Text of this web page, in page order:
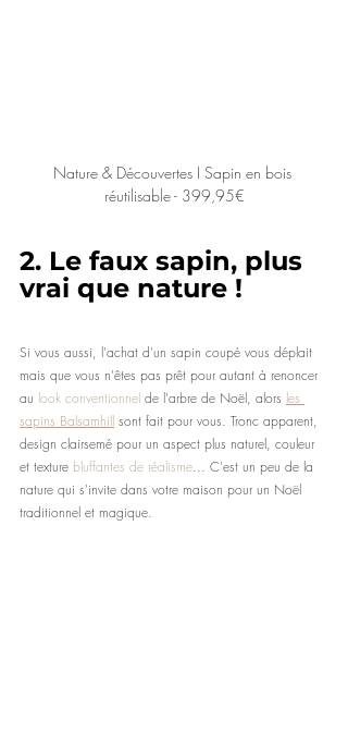
Nature & Découvertes I Sapin en bois
réutilisable - 399,95€
2. Le faux sapin, plus
vrai que nature !
Si vous aussi, l'achat d'un sapin coupé vous déplait
mais que vous n'êtes pas prêt pour autant à renoncer
au look conventionnel de l'arbre de Noël, alors les
sapins Balsamhill sont fait pour vous. Tronc apparent,
design clairsemé pour un aspect plus naturel, couleur
et texture bluffantes de réalisme... C'est un peu de la
nature qui s'invite dans votre maison pour un Noël
traditionnel et magique.